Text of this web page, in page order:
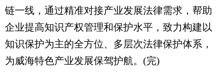
链一线，通过精准对接产业发展法律需求，帮助
企业提高知识产权管理和保护水平，致力构建以
知识保护为主的全方位、多层次法律保护体系，
为威海特色产业发展保驾护航。(完)